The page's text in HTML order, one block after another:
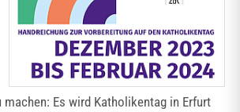
machen: Es wird Katholikentag in Erfurt